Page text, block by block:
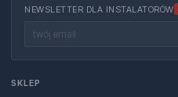
NEWSLETTER DLA INSTALATORÓW
SKLEP